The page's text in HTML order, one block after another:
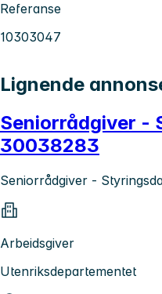
Referanse
10303047
Lignende
Seniorrådgiver -
30038283
Seniorrådgiver -
Arbeidsgiver
Utenriksdepartementet